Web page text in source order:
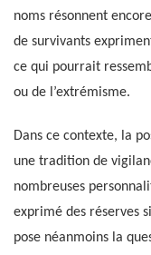
noms résonnent
de survivants
ce qui pourrait
ou de l’extrémisme.
Dans ce contexte, la
une tradition de
nombreuses
exprimé des réserves
pose néanmoins la